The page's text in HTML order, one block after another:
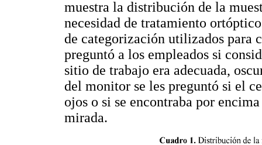
muestra la distribución de la
necesidad de tratamiento
de categorización utilizados para
preguntó a los empleados si
sitio de trabajo era adecuada,
del monitor se les preguntó si el
ojos o si se encontraba por
mirada.